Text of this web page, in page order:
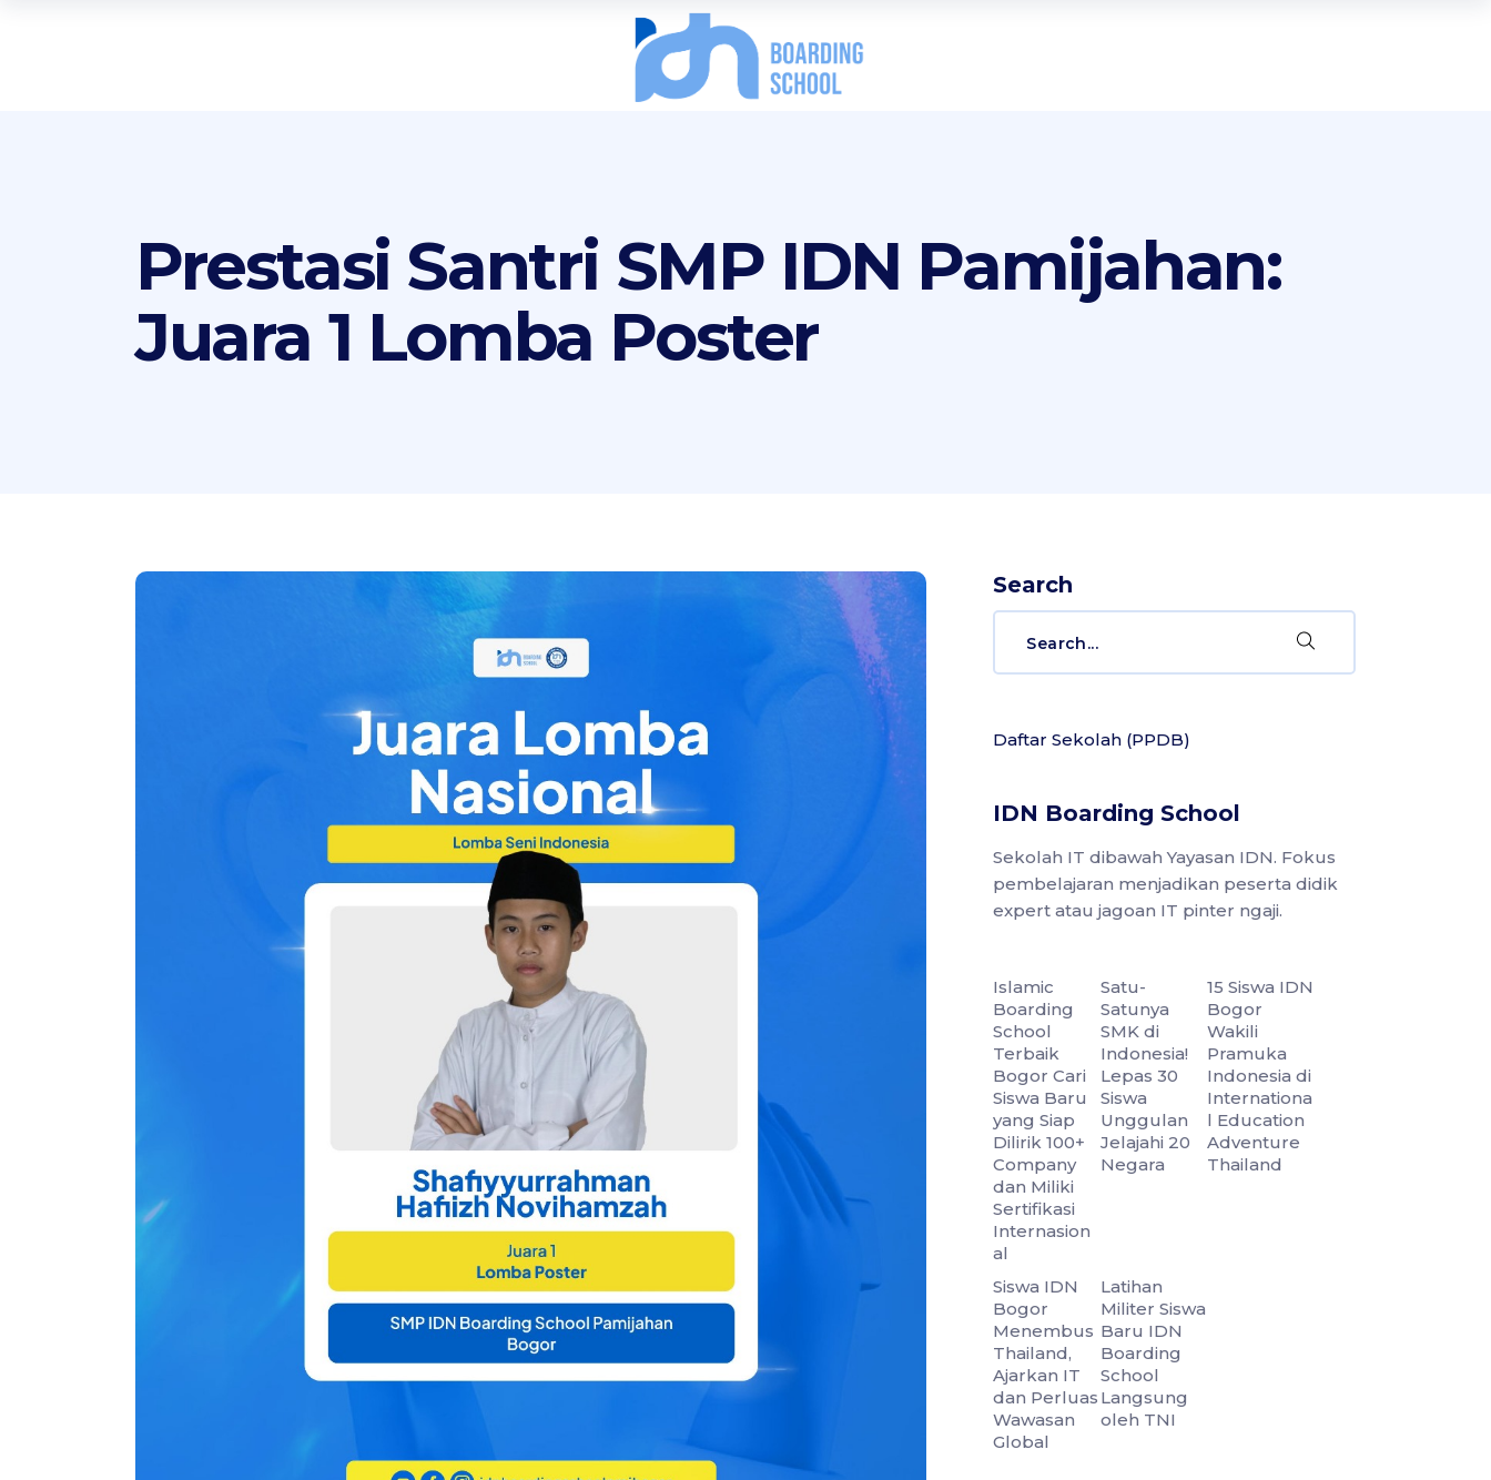
Prestasi Santri SMP IDN Pamijahan:
Juara 1 Lomba Poster
Search
Daftar Sekolah (PPDB)
IDN Boarding School
Sekolah IT dibawah Yayasan IDN. Fokus
pembelajaran menjadikan peserta didik
expert atau jagoan IT pinter ngaji.
Islamic
Boarding
School
Terbaik
Bogor Cari
Siswa Baru
yang Siap
Dilirik 100+
Company
dan Miliki
Sertifikasi
Internasion
al
Satu-
Satunya
SMK di
Indonesia!
Lepas 30
Siswa
Unggulan
Jelajahi 20
Negara
15 Siswa IDN
Bogor
Wakili
Pramuka
Indonesia di
Internationa
l Education
Adventure
Thailand
Siswa IDN
Bogor
Menembus
Thailand,
Ajarkan IT
dan Perluas
Wawasan
Global
Latihan
Militer Siswa
Baru IDN
Boarding
School
Langsung
oleh TNI